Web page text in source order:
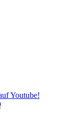
Youtube!